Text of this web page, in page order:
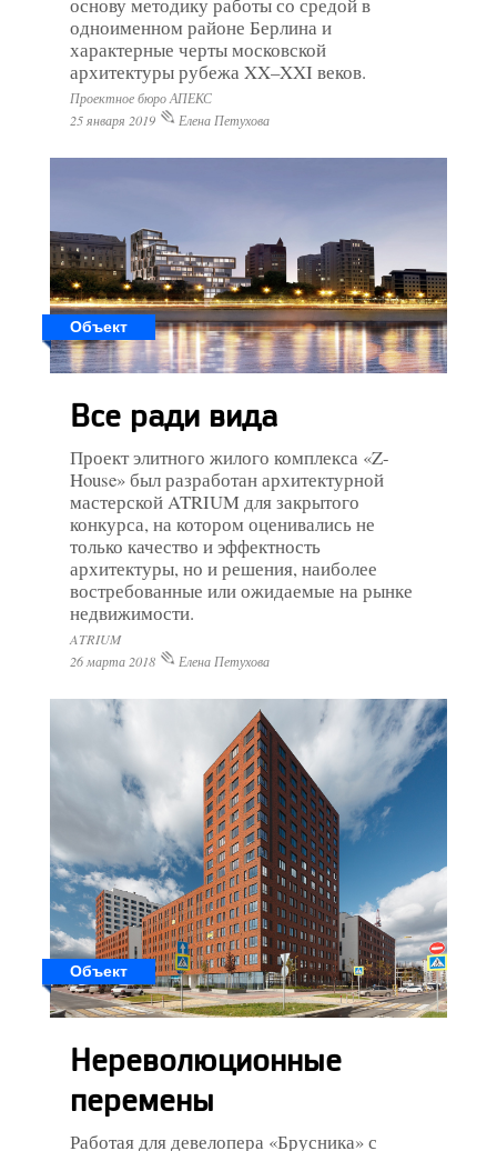
одноименном районе Берлина и
характерные черты московской
архитектуры рубежа XX–XXI веков.
Проектное бюро АПЕКС
25 января 2019
Елена Петухова
Объект
Все ради вида
Проект элитного жилого комплекса «Z-
House» был разработан архитектурной
мастерской ATRIUM для закрытого
конкурса, на котором оценивались не
только качество и эффектность
архитектуры, но и решения, наиболее
востребованные или ожидаемые на рынке
недвижимости.
ATRIUM
26 марта 2018
Елена Петухова
Объект
Нереволюционные
перемены
Работая для девелопера «Брусника» с